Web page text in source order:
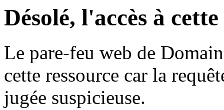
Désolé, l'accès à
Le pare-feu web de
cette ressource car la
jugée suspicieuse.